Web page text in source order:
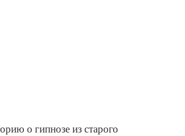
о гипнозе из старого